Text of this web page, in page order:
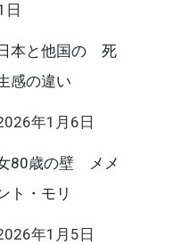
日本と他国の 死
感の違い
年1月6日
80歳の壁 メメ
ト・モリ
年1月5日